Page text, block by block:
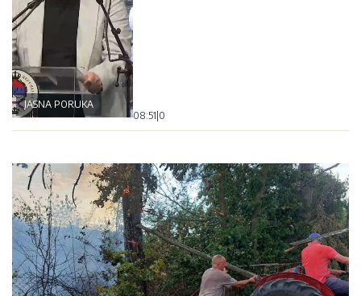
JASNA PORUKA
08:51|0